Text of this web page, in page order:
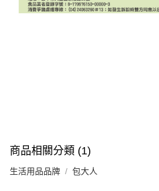
商品相關分類 (1)
生活用品品牌 包大人